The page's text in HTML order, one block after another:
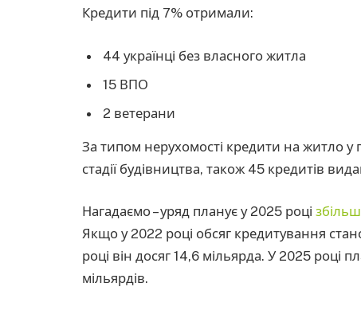
Кредити під 7% отримали:
44 українці без власного житла
15 ВПО
2 ветерани
За типом нерухомості кредити на житло
стадії будівництва, також 45 кредитів
Нагадаємо – уряд планує у 2025 році
Якщо у 2022 році обсяг кредитування
році він досяг 14,6 мільярда. У 2025 році
мільярдів.